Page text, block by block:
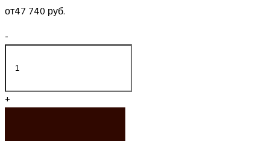
от47 740 руб.
-
+